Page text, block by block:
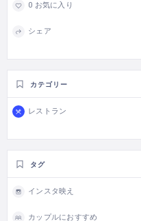
0 お気に入り
シェア
カテゴリー
レストラン
タグ
インスタ映え
カップルにおすすめ